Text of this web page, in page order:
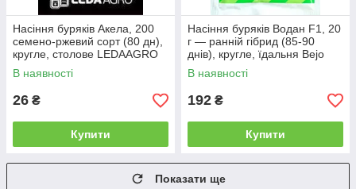
Насіння буряків Акела, 200
семено-ржевий сорт (80 дн),
кругле, столове LEDAAGRO
В наявності
26 ₴
Купити
Насіння буряків Водан F1, 20
г — ранній гібрид (85-90
днів), кругле, їдальня Bejo
В наявності
192 ₴
Купити
Показати ще